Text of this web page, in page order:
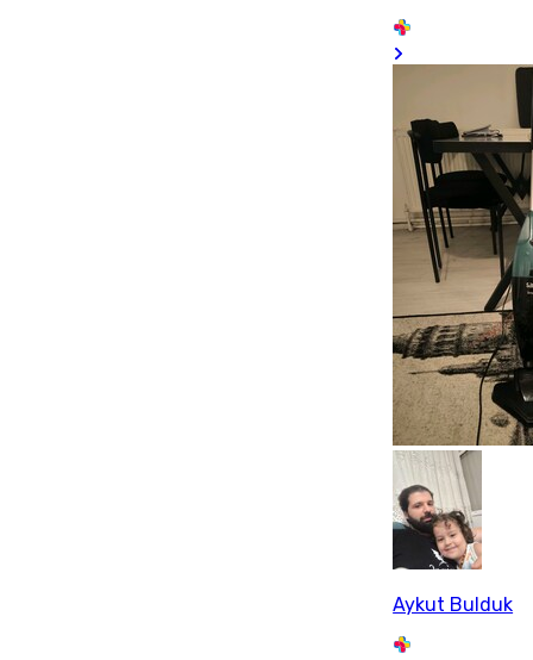
Aykut Bulduk